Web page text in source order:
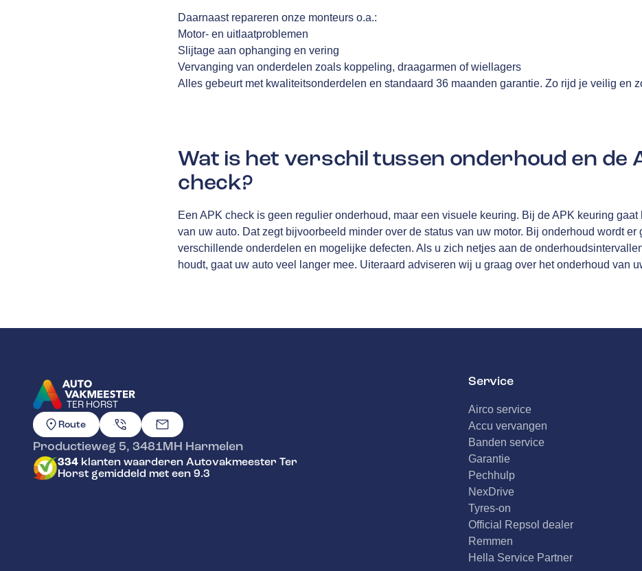
Daarnaast repareren onze monteurs o.a.:
Motor- en uitlaatproblemen
Slijtage aan ophanging en vering
Vervanging van onderdelen zoals koppeling, draagarmen of wiellagers
Alles gebeurt met kwaliteitsonderdelen en standaard 36 maanden garantie. Zo rijd je veilig en
Wat is het verschil tussen onderhoud en de
check?
Een APK check is geen regulier onderhoud, maar een visuele keuring. Bij de APK keuring gaat
van uw auto. Dat zegt bijvoorbeeld minder over de status van uw motor. Bij onderhoud wordt er
verschillende onderdelen en mogelijke defecten. Als u zich netjes aan de
houdt, gaat uw auto veel langer mee. Uiteraard adviseren wij u graag over het onderhoud van
TER HORST
GA NAAR DE HOMEPAGINA
Route
Productieweg 5, 3481MH Harmelen
334 klanten waarderen Autovakmeester Ter
Horst gemiddeld met een 9.3
Service
Airco service
Accu vervangen
Banden service
Garantie
Pechhulp
NexDrive
Tyres-on
Official Repsol dealer
Remmen
Hella Service Partner